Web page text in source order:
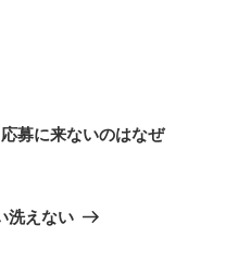
募に来ないのはなぜ
洗えない